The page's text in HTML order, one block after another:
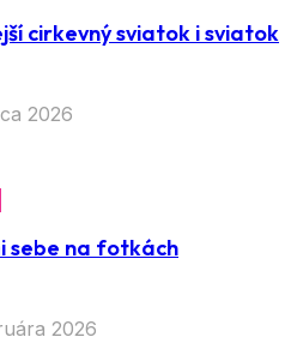
cirkevný sviatok i sviatok
2026
sebe na fotkách
2026